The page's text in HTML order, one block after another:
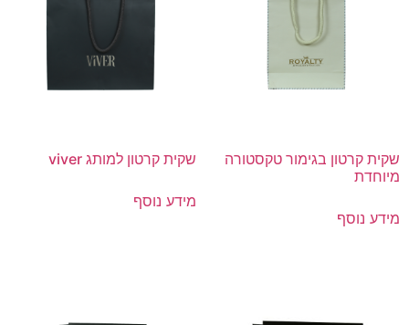
שקית קרטון בגימור טקסטורה
מיוחדת
מידע נוסף
שקית קרטון למותג viver
מידע נוסף